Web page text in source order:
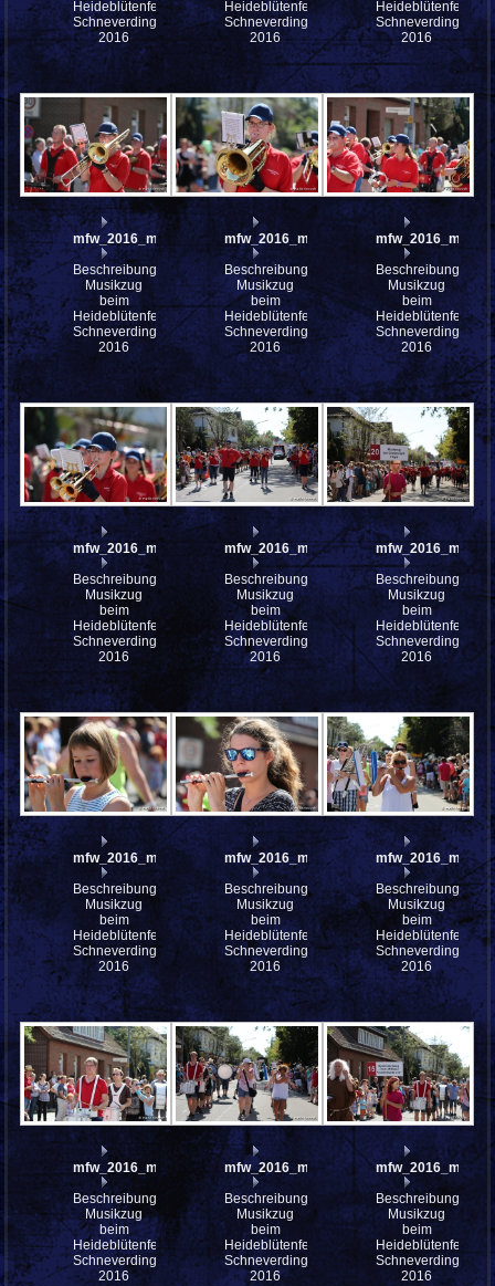
Heideblütenfest
Schneverdingen
2016
Heideblütenfest
Schneverdingen
2016
Heideblütenfest
Schneverdingen
2016
mfw_2016_mfw16_112694w
Beschreibung:
Musikzug
beim
Heideblütenfest
Schneverdingen
2016
mfw_2016_mfw16_112693w
Beschreibung:
Musikzug
beim
Heideblütenfest
Schneverdingen
2016
Beschreibung:
Musikzug
beim
Heideblütenfest
Schneverdingen
2016
mfw_2016_mfw16_112691w
Beschreibung:
Musikzug
beim
Heideblütenfest
Schneverdingen
2016
mfw_2016_mfw16_112689w
Beschreibung:
Musikzug
beim
Heideblütenfest
Schneverdingen
2016
Beschreibung:
Musikzug
beim
Heideblütenfest
Schneverdingen
2016
mfw_2016_mfw16_112638w
Beschreibung:
Musikzug
beim
Heideblütenfest
Schneverdingen
2016
mfw_2016_mfw16_112637w
Beschreibung:
Musikzug
beim
Heideblütenfest
Schneverdingen
2016
Beschreibung:
Musikzug
beim
Heideblütenfest
Schneverdingen
2016
mfw_2016_mfw16_112635w
Beschreibung:
Musikzug
beim
Heideblütenfest
Schneverdingen
2016
mfw_2016_mfw16_112634w
Beschreibung:
Musikzug
beim
Heideblütenfest
Schneverdingen
2016
Beschreibung:
Musikzug
beim
Heideblütenfest
Schneverdingen
2016